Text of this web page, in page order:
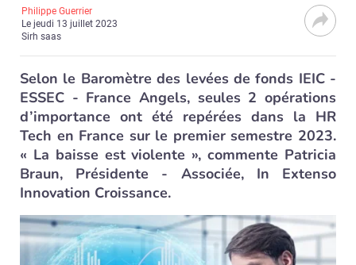
Philippe Guerrier
Lejeudi 13 juillet 2023
Sirh saas
Selon le Baromètre des levées de fonds IEIC -
ESSEC - France Angels, seules 2 opérations
d’importance ont été repérées dans la HR
Tech en France sur le premier semestre 2023.
« La baisse est violente », commente Patricia
Braun, Présidente - Associée, In Extenso
Innovation Croissance.